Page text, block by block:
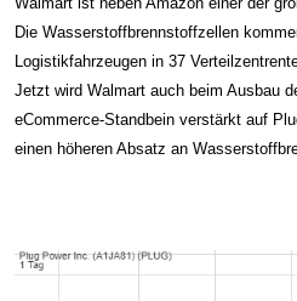
Die Wasserstoffbrennstoffzellen
Logistikfahrzeugen in 37
Jetzt wird Walmart auch beim Ausbau
eCommerce-Standbein verstärkt auf
einen höheren Absatz an